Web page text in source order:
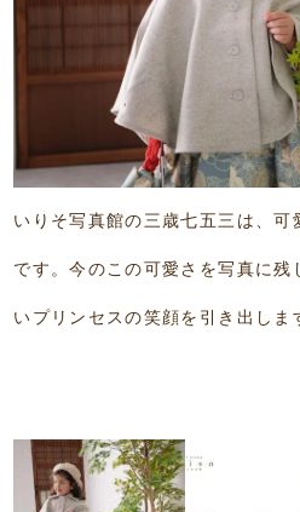
いりそ写真館の三歳七五三は、可
です。今のこの可愛さを写真に
いプリンセスの笑顔を引き出しま